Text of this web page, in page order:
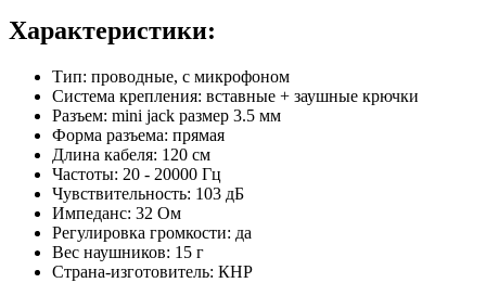
Характеристики:
Тип: проводные, с микрофоном
Система крепления: вставные + заушные крючки
Разъем: mini jack размер 3.5 мм
Форма разъема: прямая
Длина кабеля: 120 см
Частоты: 20 - 20000 Гц
Чувствительность: 103 дБ
Импеданс: 32 Ом
Регулировка громкости: да
Вес наушников: 15 г
Страна-изготовитель: КНР